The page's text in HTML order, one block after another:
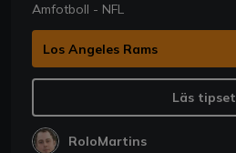
Amfotboll - NFL
Los Angeles Rams
Läs tipset
RoloMartins